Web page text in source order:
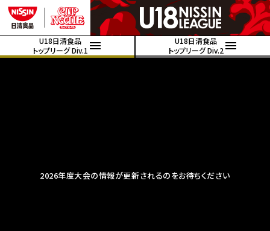
U18日清食品
トップリーグ Div.1
U18日清食品
トップリーグ Div.2
2026年度大会の情報が更新されるのをお待ちください